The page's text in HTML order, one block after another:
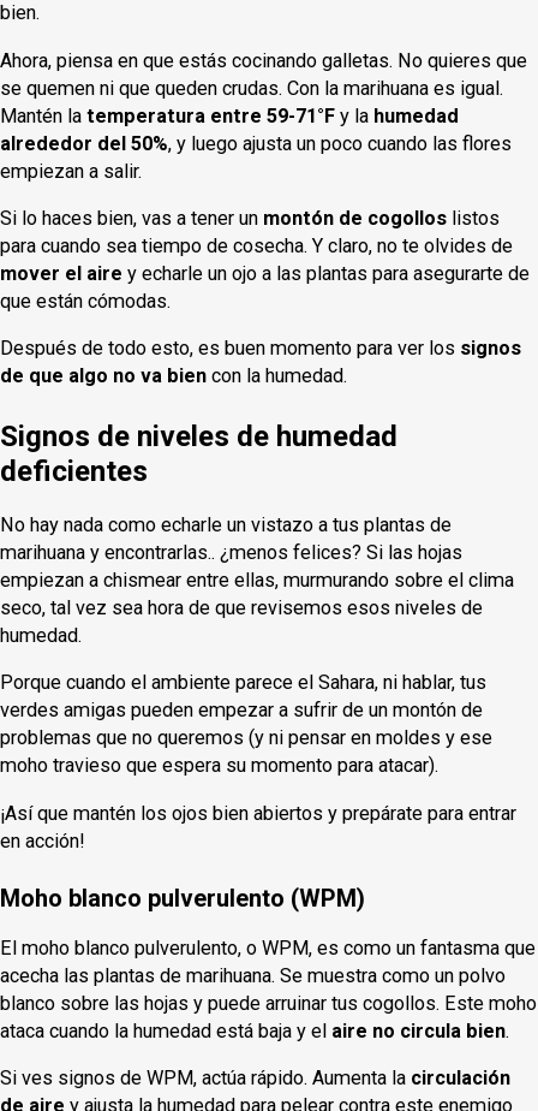
bien.
Ahora, piensa en que estás cocinando galletas. No quieres que
se quemen ni que queden crudas. Con la marihuana es igual.
Mantén la temperatura entre 59-71°F y la humedad
alrededor del 50%, y luego ajusta un poco cuando las flores
empiezan a salir.
Si lo haces bien, vas a tener un montón de cogollos listos
para cuando sea tiempo de cosecha. Y claro, no te olvides de
mover el aire y echarle un ojo a las plantas para asegurarte de
que están cómodas.
Después de todo esto, es buen momento para ver los signos
de que algo no va bien con la humedad.
Signos de niveles de humedad
deficientes
No hay nada como echarle un vistazo a tus plantas de
marihuana y encontrarlas.. ¿menos felices? Si las hojas
empiezan a chismear entre ellas, murmurando sobre el clima
seco, tal vez sea hora de que revisemos esos niveles de
humedad.
Porque cuando el ambiente parece el Sahara, ni hablar, tus
verdes amigas pueden empezar a sufrir de un montón de
problemas que no queremos (y ni pensar en moldes y ese
moho travieso que espera su momento para atacar).
¡Así que mantén los ojos bien abiertos y prepárate para entrar
en acción!
Moho blanco pulverulento (WPM)
El moho blanco pulverulento, o WPM, es como un fantasma que
acecha las plantas de marihuana. Se muestra como un polvo
blanco sobre las hojas y puede arruinar tus cogollos. Este moho
ataca cuando la humedad está baja y el aire no circula bien.
Si ves signos de WPM, actúa rápido. Aumenta la circulación
de aire y ajusta la humedad para pelear contra este enemigo